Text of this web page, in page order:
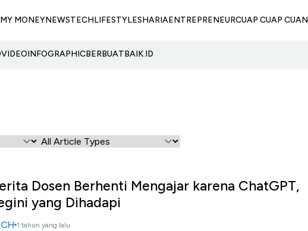
MY MONEYNEWSTECHLIFESTYLESHARIAENTREPRENEURCUAP CUAP CUAN
VIDEOINFOGRAPHICBERBUATBAIK.ID
Dosen Berhenti Mengajar karena ChatGPT,
yang Dihadapi
1 tahun yang lalu